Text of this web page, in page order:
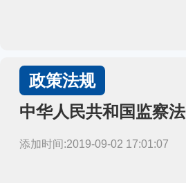
政策法规
中华人民共和国监察法
添加时间:2019-09-02 17:01:07